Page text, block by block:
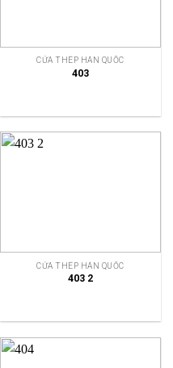
CỬA THÉP HÀN QUỐC
403
CỬA THÉP HÀN QUỐC
403 2